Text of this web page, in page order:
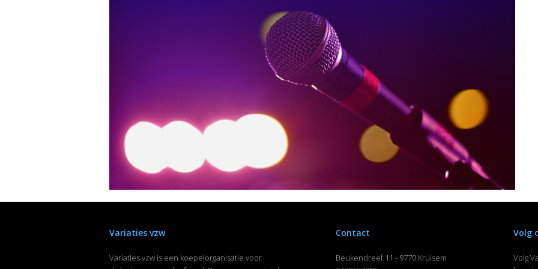
Variaties vzw
Variaties vzw is een koepelorganisatie voor
Contact
Beukendreef 11 - 9770 Kruisem
Volg
Volg